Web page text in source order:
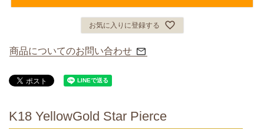
お気に入りに登録する
商品についてのお問い合わせ
K18 YellowGold Star Pierce